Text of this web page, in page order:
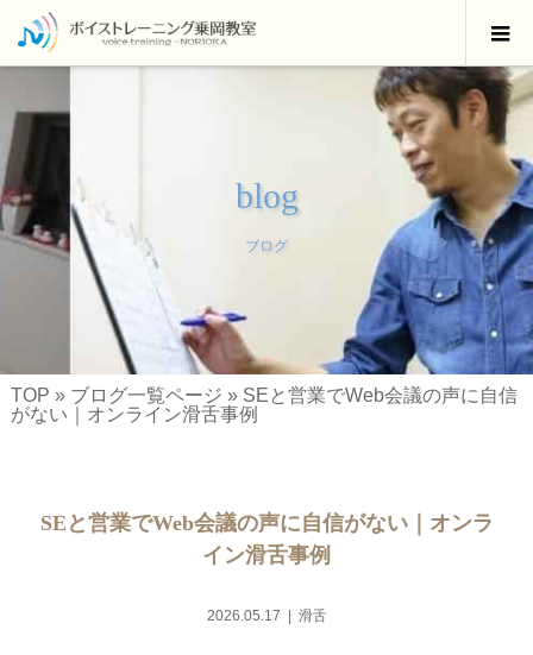
blog
ブログ
TOP » ブログ一覧ページ » SEと営業でWeb会議の声に自信
がない｜オンライン滑舌事例
SEと営業でWeb会議の声に自信がない｜オンラ
イン滑舌事例
2026.05.17 滑舌